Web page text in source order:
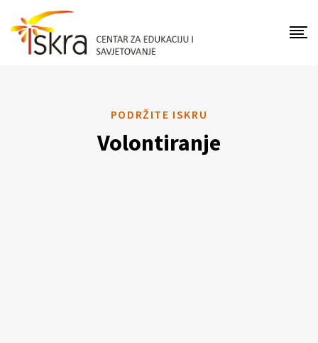
PODRŽITE ISKRU
Volontiranje